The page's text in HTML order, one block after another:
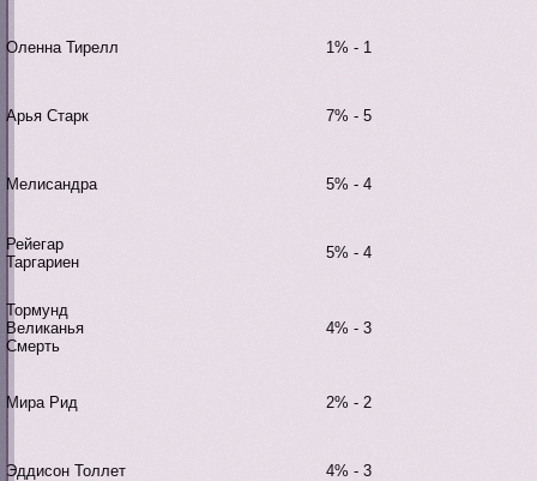
Оленна Тирелл 1% - 1
Арья Старк 7% - 5
Мелисандра 5% - 4
Рейегар
Таргариен
5% - 4
Тормунд
Великанья
Смерть
4% - 3
Мира Рид 2% - 2
Эддисон Толлет 4% - 3